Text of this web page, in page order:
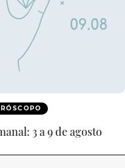
3 a 9 de agosto